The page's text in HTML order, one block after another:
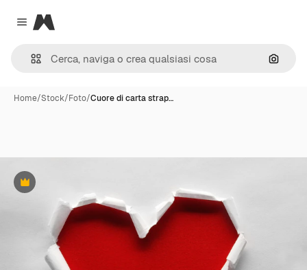
Close menu
Magnific
Cerca
Home/Stock/Foto/Cuore di carta strap…
Premium